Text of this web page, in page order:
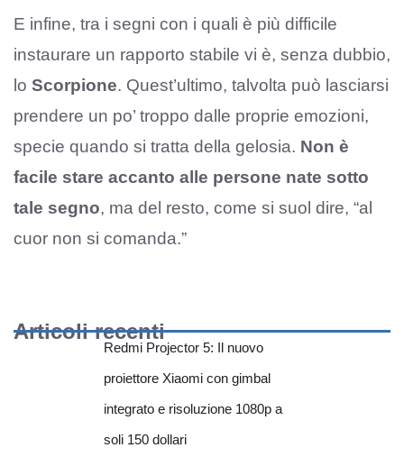
E infine, tra i segni con i quali è più difficile
instaurare un rapporto stabile vi è, senza dubbio,
lo Scorpione. Quest’ultimo, talvolta può lasciarsi
prendere un po’ troppo dalle proprie emozioni,
specie quando si tratta della gelosia. Non è
facile stare accanto alle persone nate sotto
tale segno, ma del resto, come si suol dire, “al
cuor non si comanda.”
Articoli recenti
Redmi Projector 5: Il nuovo
proiettore Xiaomi con gimbal
integrato e risoluzione 1080p a
soli 150 dollari